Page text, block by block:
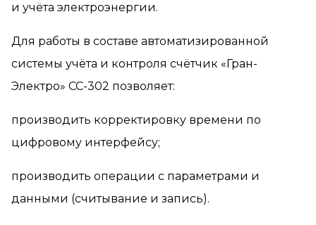
и учёта электроэнергии.
Для работы в составе автоматизированной
системы учёта и контроля счётчик «Гран-
Электро» СС-302 позволяет:
производить корректировку времени по
цифровому интерфейсу;
производить операции с параметрами и
данными (считывание и запись).